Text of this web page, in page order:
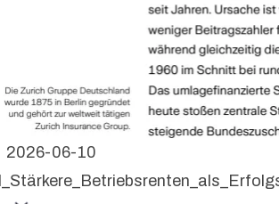
2026-06-10